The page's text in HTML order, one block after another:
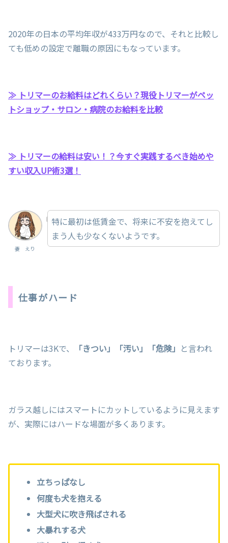
2020年の日本の平均年収が433万円なので、それと比較し
ても低めの設定で離職の原因にもなっています。
≫ トリマーのお給料はどれくらい？現役トリマーがペッ
トショップ・サロン・病院のお給料を比較
≫ トリマーの給料は安い！？今すぐ実践するべき始めや
すい収入UP術3選！
妻 えり
特に最初は低賃金で、将来に不安を抱えてし
まう人も少なくないようです。
仕事がハード
トリマーは3Kで、 「きつい」「汚い」「危険」 と言われ
ております。
ガラス越しにはスマートにカットしているように見えます
が、実際にはハードな場面が多くあります。
立ちっぱなし
何度も犬を抱える
大型犬に吹き飛ばされる
大暴れする犬